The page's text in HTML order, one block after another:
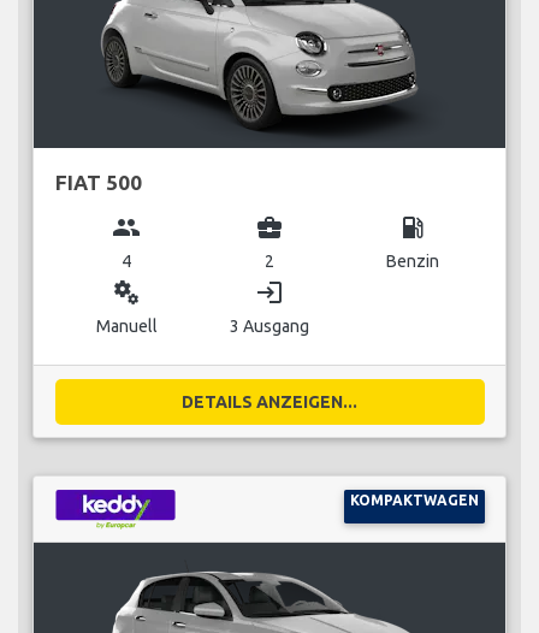
FIAT 500
group
4
business_center
2
local_gas_station
Benzin
miscellaneous_services
Manuell
login
3 Ausgang
DETAILS ANZEIGEN...
KOMPAKTWAGEN